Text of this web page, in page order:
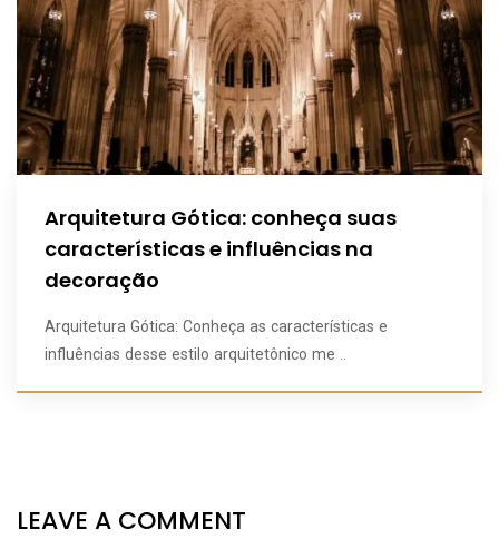
Arquitetura Gótica: conheça suas
características e influências na
decoração
Arquitetura Gótica: Conheça as características e
influências desse estilo arquitetônico me ..
LEAVE A COMMENT